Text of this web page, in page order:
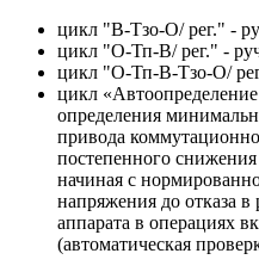
цикл "В-Тзо-О/ рег." -
цикл "О-Тп-В/ рег." -
цикл "О-Тп-В-Тзо-О/
цикл
определения
привода
постепенного
начиная с
напряжения до отказа
аппарата в операциях
(автоматическая